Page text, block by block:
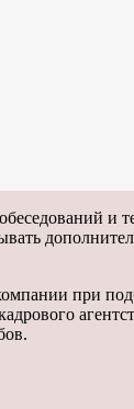
и
при